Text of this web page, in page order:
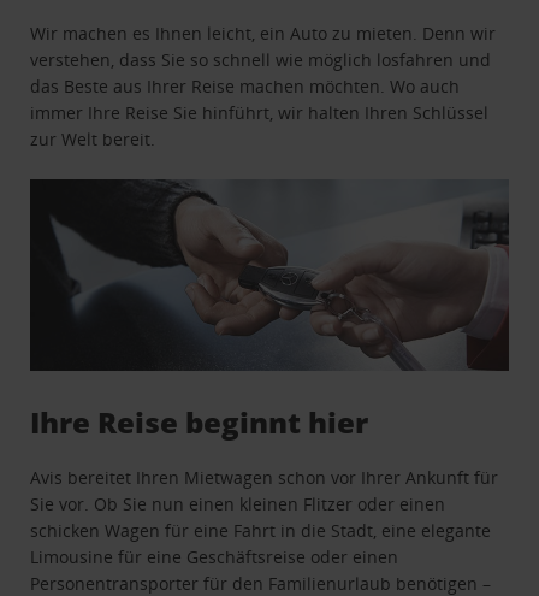
Wir machen es Ihnen leicht, ein Auto zu mieten. Denn wir
verstehen, dass Sie so schnell wie möglich losfahren und
das Beste aus Ihrer Reise machen möchten. Wo auch
immer Ihre Reise Sie hinführt, wir halten Ihren Schlüssel
zur Welt bereit.
Ihre Reise beginnt hier
Avis bereitet Ihren Mietwagen schon vor Ihrer Ankunft für
Sie vor. Ob Sie nun einen kleinen Flitzer oder einen
schicken Wagen für eine Fahrt in die Stadt, eine elegante
Limousine für eine Geschäftsreise oder einen
Personentransporter für den Familienurlaub benötigen –